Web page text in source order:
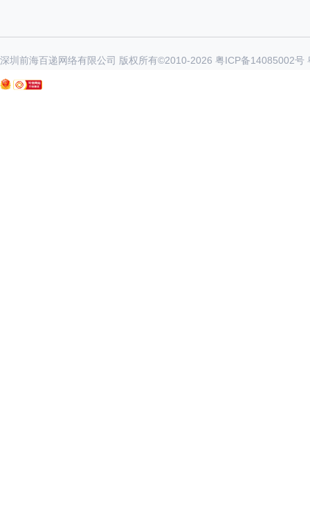
深圳前海百递网络有限公司 版权所有©2010-2026 粤ICP备14085002号